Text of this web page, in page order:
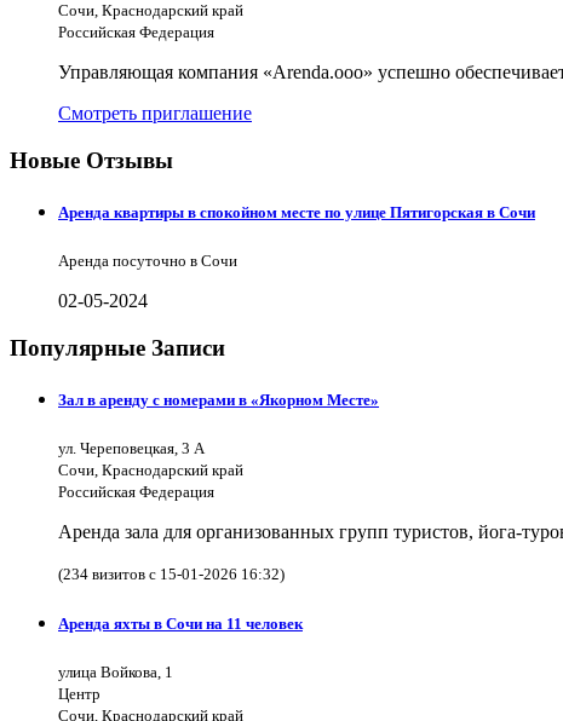
Сочи, Краснодарский край
Российская Федерация
Управляющая компания «Arenda.ooo» успешно
Смотреть приглашение
Новые Отзывы
Аренда квартиры в спокойном месте по улице Пятигорская в Сочи
Аренда посуточно в Сочи
02-05-2024
Популярные Записи
Зал в аренду с номерами в «Якорном Месте»
ул. Череповецкая, 3 А
Сочи, Краснодарский край
Российская Федерация
Аренда зала для организованных групп туристов, йога-
(234 визитов с 15-01-2026 16:32)
Аренда яхты в Сочи на 11 человек
улица Войкова, 1
Центр
Сочи, Краснодарский край